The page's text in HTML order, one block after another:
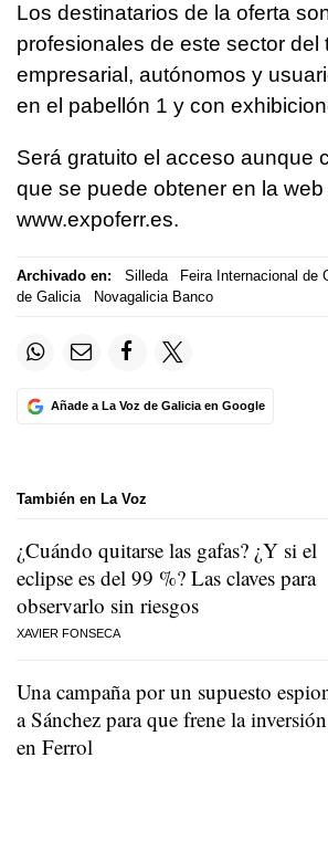
Los destinatarios de la oferta
profesionales de este sector del
empresarial, autónomos y
en el pabellón 1 y con
Será gratuito el acceso aunque
que se puede obtener en la
www.expoferr.es.
Archivado en: Silleda Feira Internacional de
de Galicia
Novagalicia Banco
Añade a La Voz de Galicia en Google
También en La Voz
¿Cuándo quitarse las gafas? ¿Y si el
eclipse es del 99 %? Las claves para
observarlo sin riesgos
XAVIER FONSECA
Una campaña por un supuesto
a Sánchez para que frene la
en Ferrol